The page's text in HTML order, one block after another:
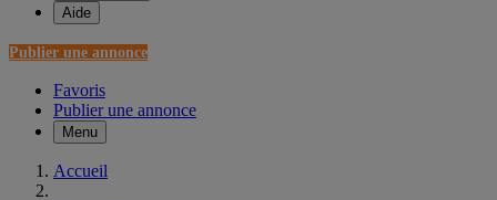
Aide
Publier une annonce
Favoris
Publier une annonce
Menu
Accueil